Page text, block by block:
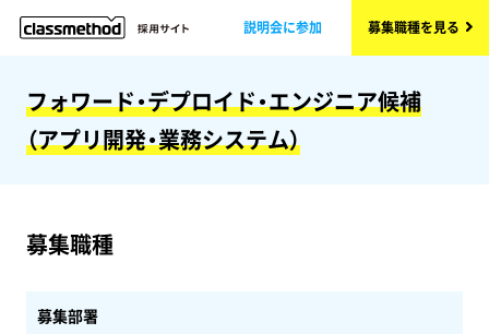
説明会に参加 募集職種を見る
フォワード・デプロイド・エンジニア候補
（アプリ開発・業務システム）
募集職種
募集部署